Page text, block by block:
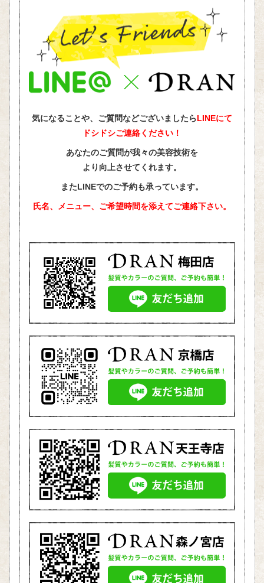
気になることや、ご質問などございましたら LINEにて
ドシドシご連絡ください！
あなたのご質問が我々の美容技術を
より向上させてくれます。
またLINEでのご予約も承っています。
氏名、メニュー、ご希望時間を添えてご連絡下さい。